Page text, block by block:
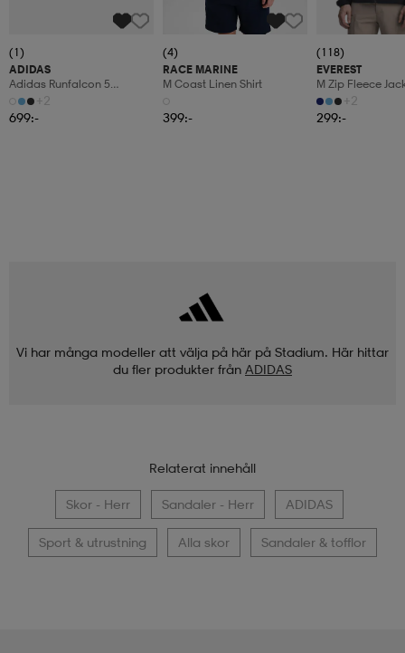
(1)
ADIDAS
Adidas Runfalcon 5
Löparskor
+2
699:-
(4)
RACE MARINE
M Coast Linen Shirt
399:-
(118)
EVEREST
M Zip Fleece
+2
299:-
Vi har många modeller att välja på här på Stadium. Här hittar
du fler produkter från ADIDAS
Relaterat innehåll
Skor - Herr Sandaler - Herr ADIDAS
Sport & utrustning Alla skor Sandaler & tofflor